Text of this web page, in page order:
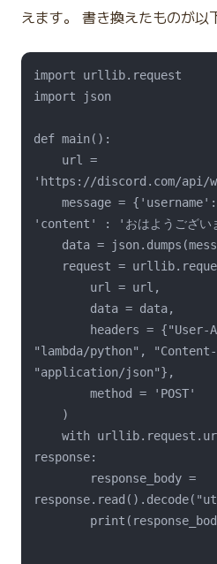
えます。 書き換えたものが以
import urllib.request
import json
def main():
'https://discord.com/api/
    message = {'username': 'おはようBot',
'content' : 'おはようござい
"lambda/python",
"application/json"},
        method = 'POST'
    with urllib.request.urlopen(request) as
response: